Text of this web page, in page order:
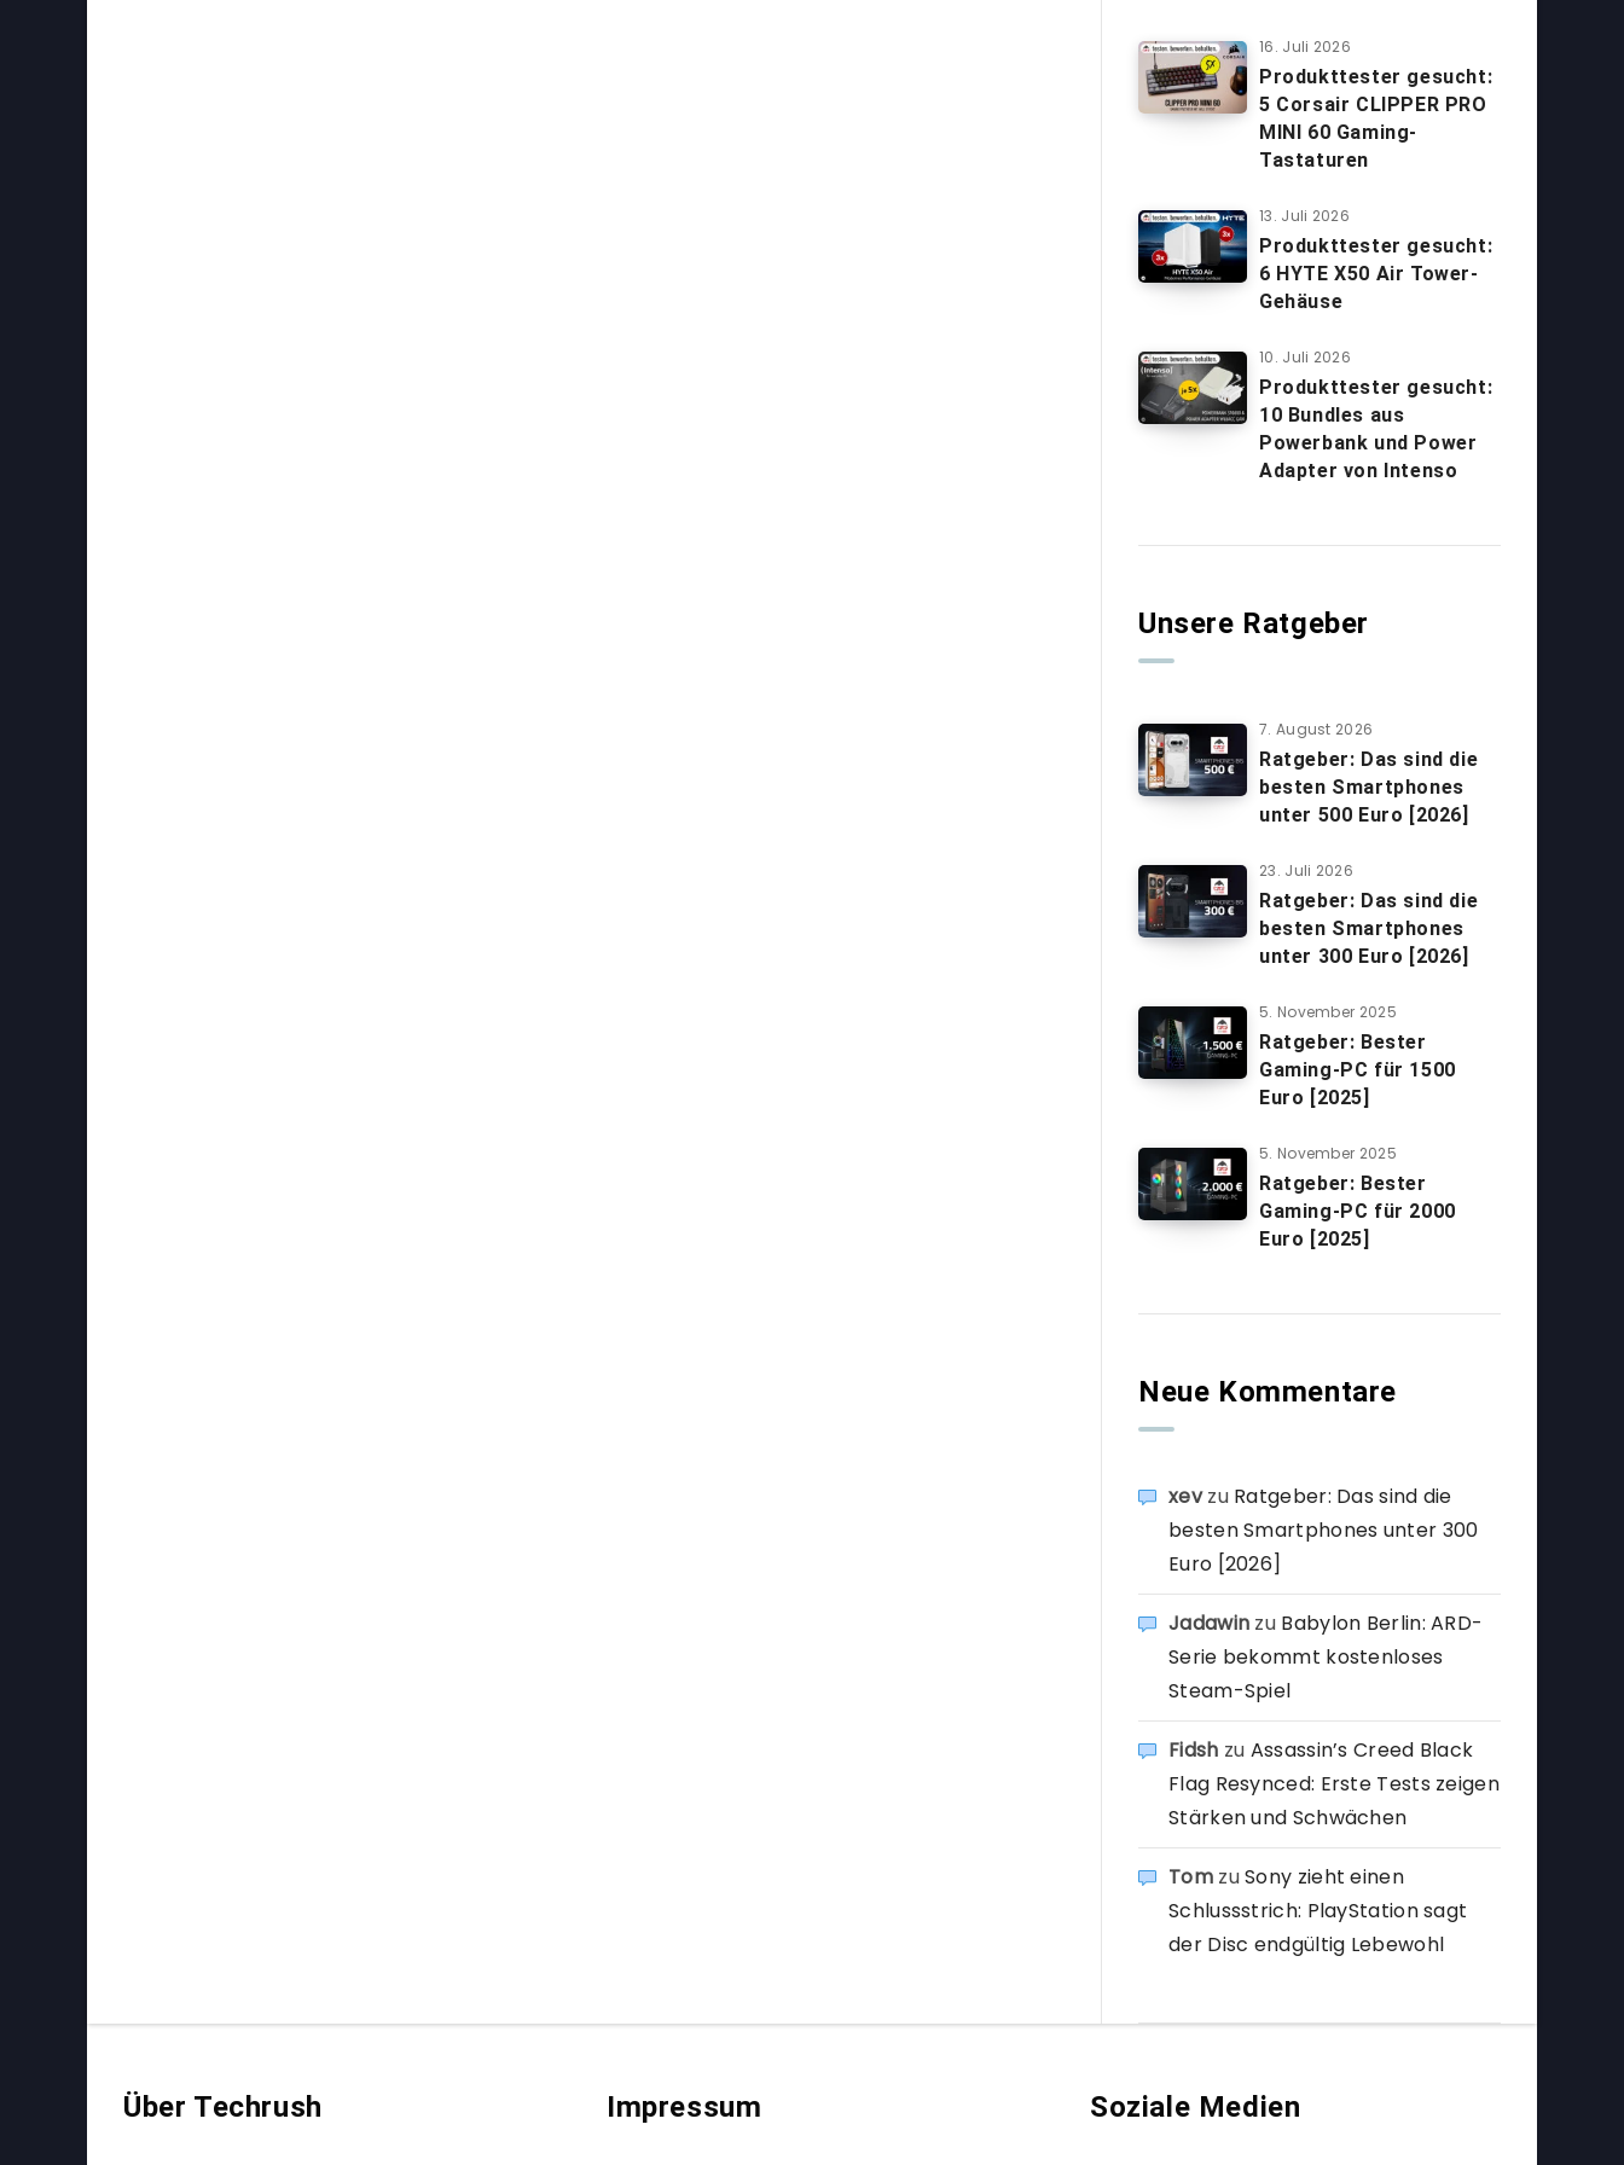
16. Juli 2026
Produkttester gesucht:
5 Corsair CLIPPER PRO
MINI 60 Gaming-
Tastaturen
13. Juli 2026
Produkttester gesucht:
6 HYTE X50 Air Tower-
Gehäuse
10. Juli 2026
Produkttester gesucht:
10 Bundles aus
Powerbank und Power
Adapter von Intenso
Unsere Ratgeber
7. August 2026
Ratgeber: Das sind die
besten Smartphones
unter 500 Euro [2026]
23. Juli 2026
Ratgeber: Das sind die
besten Smartphones
unter 300 Euro [2026]
5. November 2025
Ratgeber: Bester
Gaming-PC für 1500
Euro [2025]
5. November 2025
Ratgeber: Bester
Gaming-PC für 2000
Euro [2025]
Neue Kommentare
xevzu Ratgeber: Das sind die
besten Smartphones unter 300
Euro [2026]
Jadawin zu Babylon Berlin: ARD-
Serie bekommt kostenloses
Steam-Spiel
Fidsh zu Assassin’s Creed Black
Flag Resynced: Erste Tests zeigen
Stärken und Schwächen
TomzuSony zieht einen
Schlussstrich: PlayStation sagt
der Disc endgültig Lebewohl
Über Techrush Impressum Soziale Medien